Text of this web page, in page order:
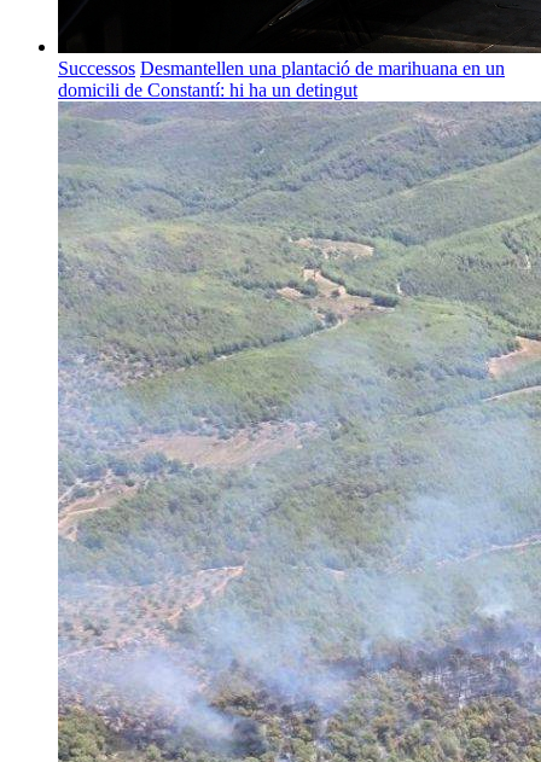
Successos Desmantellen una plantació de marihuana en un
domicili de Constantí: hi ha un detingut